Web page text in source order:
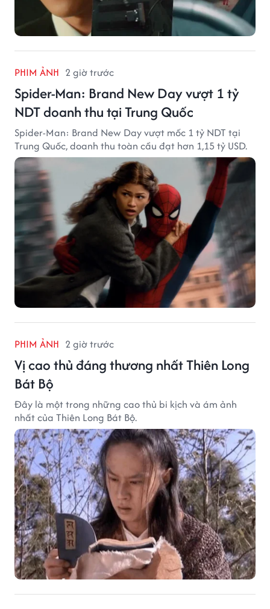
PHIM ẢNH 2 giờ trước
Spider-Man: Brand New Day vượt 1 tỷ
NDT doanh thu tại Trung Quốc
Spider-Man: Brand New Day vượt mốc 1 tỷ NDT tại
Trung Quốc, doanh thu toàn cầu đạt hơn 1,15 tỷ USD.
PHIM ẢNH 2 giờ trước
Vị cao thủ đáng thương nhất Thiên Long
Bát Bộ
Đây là một trong những cao thủ bi kịch và ám ảnh
nhất của Thiên Long Bát Bộ.